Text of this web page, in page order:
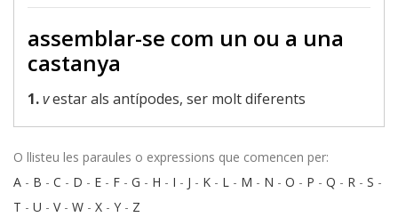
assemblar-se com un ou a una
castanya
1.vestar als antípodes, ser molt diferents
O llisteu les paraules o expressions que comencen per:
A - B - C - D - E - F - G - H - I - J - K - L - M - N - O - P - Q - R - S -
T - U - V- W - X - Y - Z